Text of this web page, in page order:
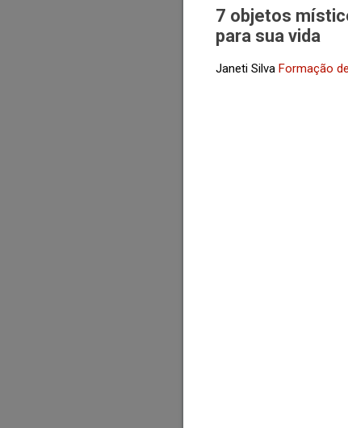
7 objetos
para sua vida
Janeti Silva Formação